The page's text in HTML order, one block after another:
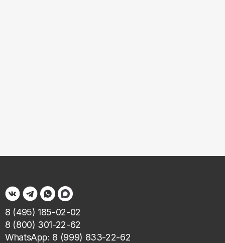
8 (495) 185-02-02
8 (800) 301-22-62
WhatsApp: 8 (999) 833-22-62